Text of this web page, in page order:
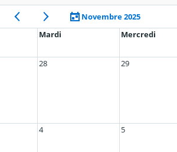
Novembre 2025
Mardi Mercredi
28 29
4 5